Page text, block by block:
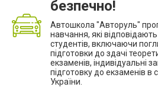
безпечно!
Автошкола "Авторуль"
навчання, які
студентів, включаючи
підготовки до здачі
екзаменів, індивідуальні
підготовку до екзаменів
України.